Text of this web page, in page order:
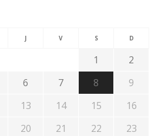
J V S D
1
2
6 7 8
9
13 14 15
16
20 21 22
23